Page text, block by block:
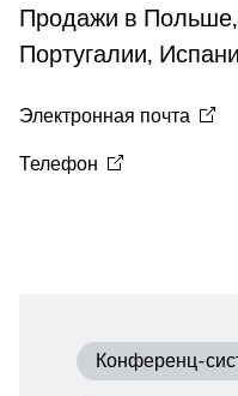
Продажи в
Португалии,
Электронная почта
Телефон
Конференц-